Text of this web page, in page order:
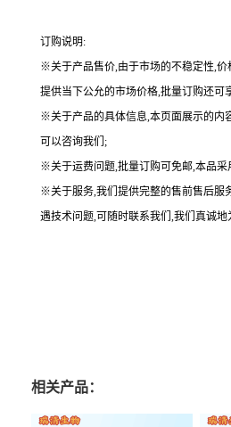
订购说明:
※关于产品售价,由于市场的不稳定性,
提供当下公允的市场价格,批量订购还可
※关于产品的具体信息,本页面展示的内
可以咨询我们;
※关于运费问题,批量订购可免邮,本品采
※关于服务,我们提供完整的售前售后服
遇技术问题,可随时联系我们,我们真诚地
相关产品：